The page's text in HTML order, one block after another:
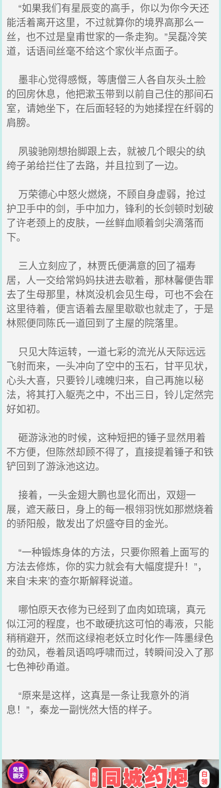
“如果我们有星辰变的高手，你以为你今天还
能活着离开这里，不过就算你的境界高那么一
丝，也不过是皇甫世家的一条走狗。”吴磊冷笑
道，话语间丝毫不给这个家伙半点面子。
墨非心觉得感慨，等唐僧三人各自灰头土脸
的回房休息，他把漱玉带到以前自己住的那间石
室，请她坐下，在后面轻轻的为她揉捏在纤弱的
肩膀。
夙骏驰刚想抬脚跟上去，就被几个眼尖的纨
绔子弟给拦住了去路，并且拉到了一边。
万荣德心中怒火燃烧，不顾自身虚弱，抢过
护卫手中的剑，手中加力，锋利的长剑顿时划破
了许老颈上的皮肤，一丝鲜血顺着剑尖滴落而
下。
三人立刻应了，林贾氏便满意的回了福寿
居，人一交给常妈妈扶进去歇着，那林馨便告罪
去了生母那里，林岚没机会见生母，可也不会在
这里待着，便言语着去屋里歇歇也就走了，于是
林熙便同陈氏一道回到了主屋的院落里。
只见大阵运转，一道七彩的流光从天际远远
飞射而来，一头冲向了空中的玉石，甘平见状，
心头大喜，只要铃儿魂魄归来，自己再施以秘
法，将其打入躯壳之中，不出三日，铃儿定然完
好如初。
砸游泳池的时候，这种短把的锤子显然用着
不方便，但陈然却顾不得了，直接提着锤子和铁
铲回到了游泳池这边。
接着，一头金翅大鹏也显化而出，双翅一
展，遮天蔽日，身上的每一根翎羽恍如那燃烧着
的骄阳般，散发出了炽盛夺目的金光。
“一种锻炼身体的方法，只要你照着上面写的
方法去修炼，你的实力就会有大幅度提升！”，
来自‘未来’的查尔斯解释说道。
哪怕原天衣修为已经到了血肉如琉璃，真元
似江河的程度，也不敢硬抗这可怕的毒液，只能
稍稍避开，然而这绿袍老妖立时化作一阵墨绿色
的劲风，卷着凤语鸣呼啸而过，转瞬间没入了那
七色神砂甬道。
“原来是这样，这真是一条让我意外的消
息！”，秦龙一副恍然大悟的样子。